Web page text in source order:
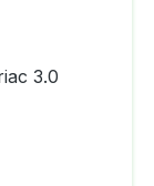
3.0